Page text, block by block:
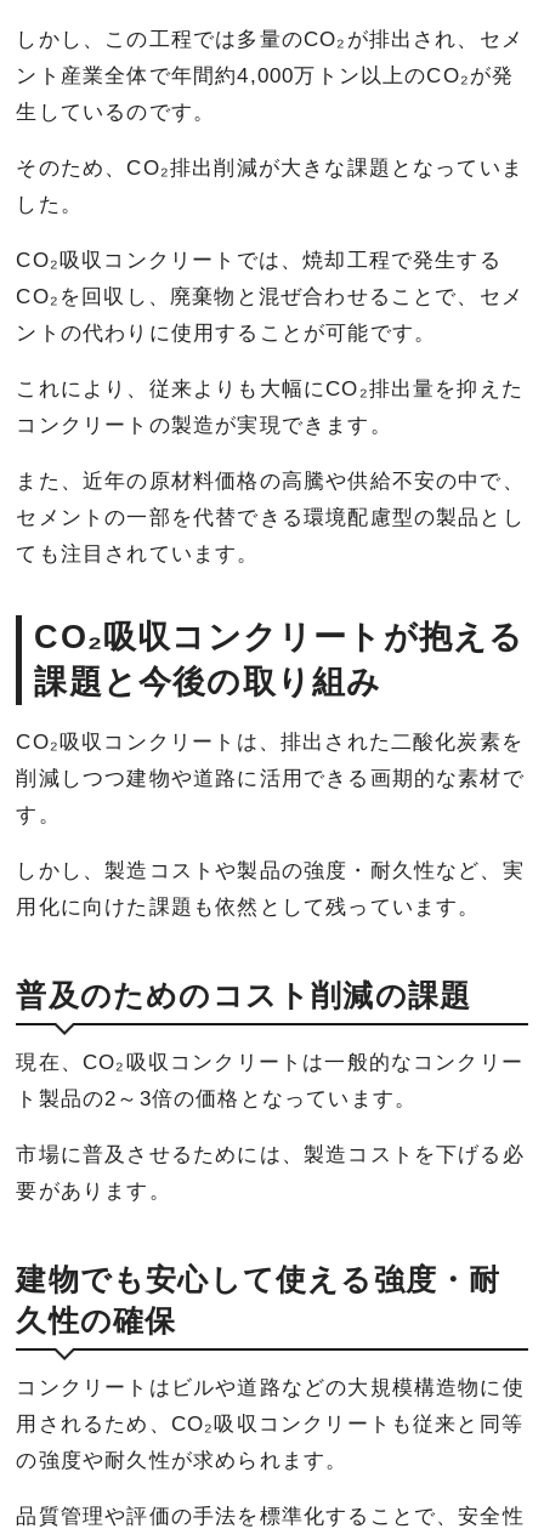
しかし、この工程では多量のCO₂が排出され、セメ
ント産業全体で年間約4,000万トン以上のCO₂が発
生しているのです。
そのため、CO₂排出削減が大きな課題となっていま
した。
CO₂吸収コンクリートでは、焼却工程で発生する
CO₂を回収し、廃棄物と混ぜ合わせることで、セメ
ントの代わりに使用することが可能です。
これにより、従来よりも大幅にCO₂排出量を抑えた
コンクリートの製造が実現できます。
また、近年の原材料価格の高騰や供給不安の中で、
セメントの一部を代替できる環境配慮型の製品とし
ても注目されています。
CO₂吸収コンクリートが抱える
課題と今後の取り組み
CO₂吸収コンクリートは、排出された二酸化炭素を
削減しつつ建物や道路に活用できる画期的な素材で
す。
しかし、製造コストや製品の強度・耐久性など、実
用化に向けた課題も依然として残っています。
普及のためのコスト削減の課題
現在、CO₂吸収コンクリートは一般的なコンクリー
ト製品の2～3倍の価格となっています。
市場に普及させるためには、製造コストを下げる必
要があります。
建物でも安心して使える強度・耐
久性の確保
コンクリートはビルや道路などの大規模構造物に使
用されるため、CO₂吸収コンクリートも従来と同等
の強度や耐久性が求められます。
品質管理や評価の手法を標準化することで、安全性